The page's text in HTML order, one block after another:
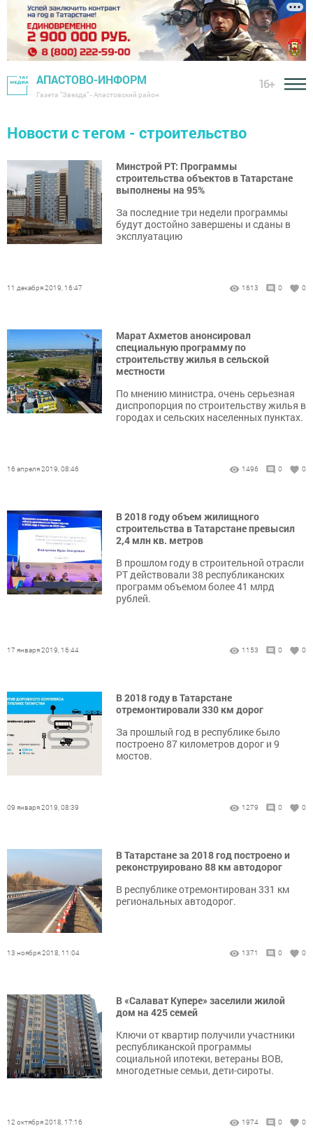
АПАСТОВО-ИНФОРМ
Газета "Звезда" - Апастовский район
16+
Новости с тегом - строительство
Минстрой РТ: Программы
строительства объектов в Татарстане
выполнены на 95%
За последние три недели программы
будут достойно завершены и сданы в
эксплуатацию
11 декабря 2019, 16:47 1613 0 0
Марат Ахметов анонсировал
специальную программу по
строительству жилья в сельской
местности
По мнению министра, очень серьезная
диспропорция по строительству жилья в
городах и сельских населенных пунктах.
16 апреля 2019, 08:46 1496 0 0
В 2018 году объем жилищного
строительства в Татарстане превысил
2,4 млн кв. метров
В прошлом году в строительной отрасли
РТ действовали 38 республиканских
программ объемом более 41 млрд
рублей.
17 января 2019, 16:44 1153 0 0
В 2018 году в Татарстане
отремонтировали 330 км дорог
За прошлый год в республике было
построено 87 километров дорог и 9
мостов.
09 января 2019, 08:39 1279 0 0
В Татарстане за 2018 год построено и
реконструировано 88 км автодорог
В республике отремонтирован 331 км
региональных автодорог.
13 ноября 2018, 11:04 1371 0 0
В «Салават Купере» заселили жилой
дом на 425 семей
Ключи от квартир получили участники
республиканской программы
социальной ипотеки, ветераны ВОВ,
многодетные семьи, дети-сироты.
12 октября 2018, 17:16 1974 0 0